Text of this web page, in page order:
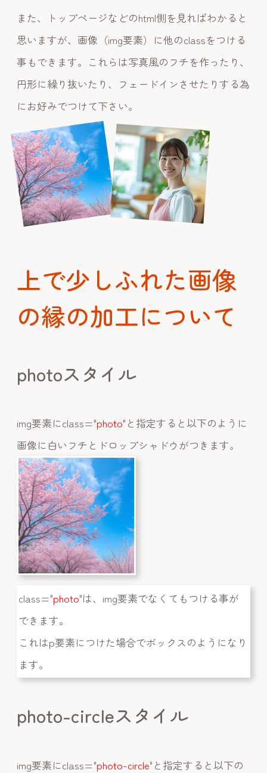
また、トップページなどのhtml側を見ればわかると
思いますが、画像（img要素）に他のclassをつける
事もできます。これらは写真風のフチを作ったり、
円形に繰り抜いたり、フェードインさせたりする為
にお好みでつけて下さい。
上で少しふれた画像
の縁の加工について
photoスタイル
img要素にclass="photo"と指定すると以下のように
画像に白いフチとドロップシャドウがつきます。
class="photo"は、img要素でなくてもつける事が
できます。
これはp要素につけた場合でボックスのようになり
ます。
photo-circleスタイル
img要素にclass="photo-circle"と指定すると以下の